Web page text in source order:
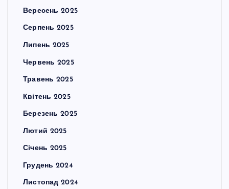
Вересень 2025
Серпень 2025
Липень 2025
Червень 2025
Травень 2025
Квітень 2025
Березень 2025
Лютий 2025
Січень 2025
Грудень 2024
Листопад 2024